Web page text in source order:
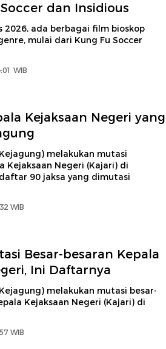
dan Insidious
2026, ada berbagai film bioskop
mulai dari Kung Fu Soccer
WIB
Kejaksaan Negeri yang
melakukan mutasi
Kejaksaan Negeri (Kajari) di
90 jaksa yang dimutasi
WIB
Besar-besaran Kepala
Ini Daftarnya
melakukan mutasi besar-
Kejaksaan Negeri (Kajari) di
WIB